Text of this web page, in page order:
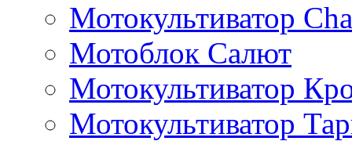
Мотокультиватор
Мотоблок Салют
Мотокультиватор
Мотокультиватор